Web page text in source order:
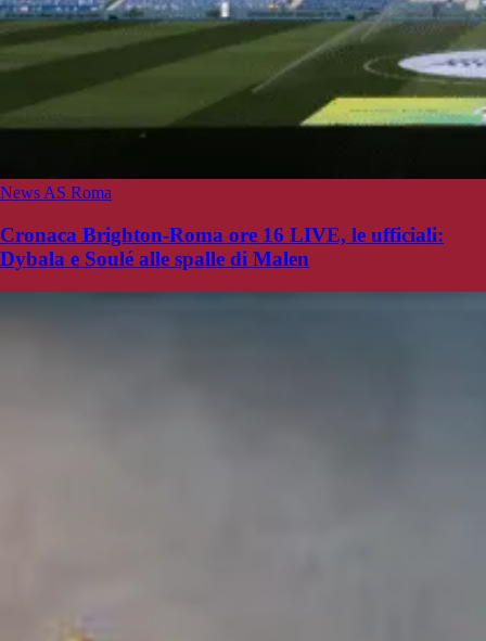
News AS Roma
Cronaca Brighton-Roma ore 16 LIVE, le ufficiali:
Dybala e Soulé alle spalle di Malen